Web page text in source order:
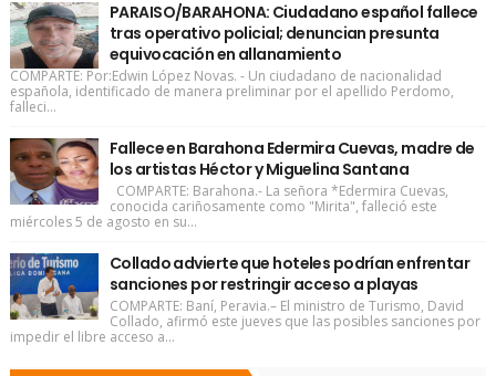
PARAISO/BARAHONA: Ciudadano español fallece
tras operativo policial; denuncian presunta
equivocación en allanamiento
COMPARTE: Por:Edwin López Novas. - Un ciudadano de nacionalidad
española, identificado de manera preliminar por el apellido Perdomo,
falleci...
Fallece en Barahona Edermira Cuevas, madre de
los artistas Héctor y Miguelina Santana
COMPARTE: Barahona.- La señora *Edermira Cuevas,
conocida cariñosamente como "Mirita", falleció este
miércoles 5 de agosto en su...
Collado advierte que hoteles podrían enfrentar
sanciones por restringir acceso a playas
COMPARTE: Baní, Peravia.– El ministro de Turismo, David
Collado, afirmó este jueves que las posibles sanciones por
impedir el libre acceso a...